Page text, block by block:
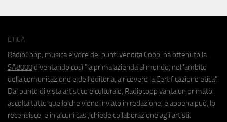
ETICA
RadioCoop, musica e voce dei punti vendita Coop, ha ottenuto la
SA8000 diventando così "la prima azienda al mondo, nell'ambito
della comunicazione e dell'editoria, a ricevere la Certificazione etica".
Dal punto di vista artistico e culturale, Radiocoop vanta un primato:
ascolta tutto quello che viene inviato in redazione, e appena può, lo
recensisce, e in alcuni casi, chiede collaborazione agli artisti.